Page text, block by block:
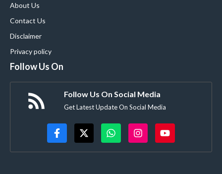
About Us
Contact Us
Disclaimer
Privacy policy
Follow Us On
Follow Us On Social Media
Get Latest Update On Social Media